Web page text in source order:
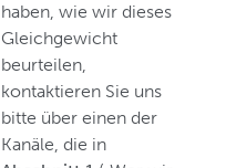
haben, wie wir dieses
Gleichgewicht
beurteilen,
kontaktieren Sie uns
bitte über einen der
Kanäle, die in